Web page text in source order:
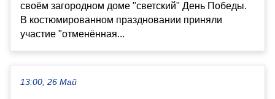
своём загородном доме "светский" День Победы.
В костюмированном праздновании приняли
участие "отменённая...
13:00, 26 Май